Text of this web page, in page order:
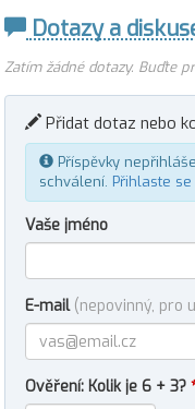
Dotazy a
Zatím žádné dotazy. Buďte
Přidat dotaz nebo
Příspěvky
schválení. Přihlaste se
Vaše jméno
E-mail (nepovinný, pro
Ověření: Kolik je 6 + 3?